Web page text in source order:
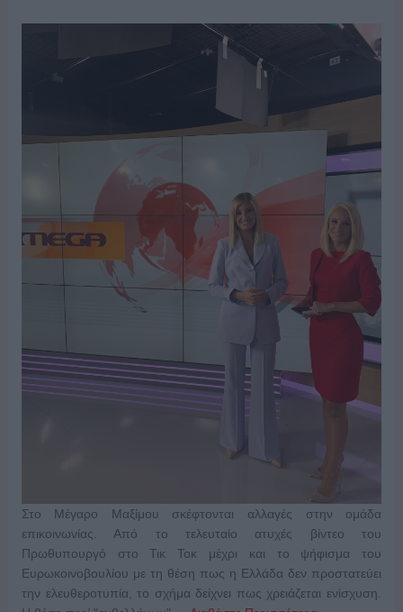
Στο Μέγαρο Μαξίμου σκέφτονται αλλαγές στην ομάδα
επικοινωνίας. Από το τελευταίο ατυχές βίντεο του
Πρωθυπουργό στο Τικ Τοκ μέχρι και το ψήφισμα του
Ευρωκοινοβουλίου με τη θέση πως η Ελλάδα δεν προστατεύει
την ελευθεροτυπία, το σχήμα δείχνει πως χρειάζεται ενίσχυση.